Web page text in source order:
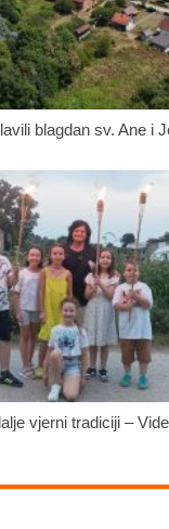
blagdan sv. Ane i
vjerni tradiciji –